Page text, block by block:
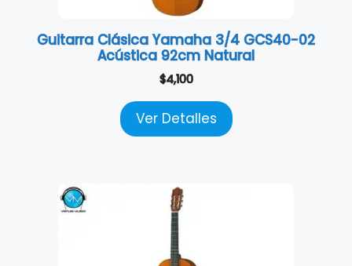
Guitarra Clásica Yamaha 3/4 GCS40-02
Acústica 92cm Natural
$4,100
Ver Detalles